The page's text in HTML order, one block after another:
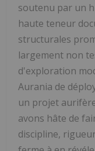
soutenu par un
haute teneur
structurales
largement non
d'exploration
Aurania de
un projet
avons hâte de
discipline,